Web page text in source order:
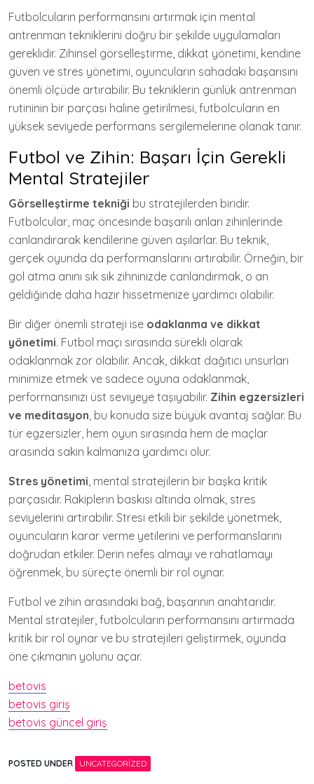
Futbolcuların performansını artırmak için mental
antrenman tekniklerini doğru bir şekilde uygulamaları
gereklidir. Zihinsel görselleştirme, dikkat yönetimi, kendine
güven ve stres yönetimi, oyuncuların sahadaki başarısını
önemli ölçüde artırabilir. Bu tekniklerin günlük antrenman
rutininin bir parçası haline getirilmesi, futbolcuların en
yüksek seviyede performans sergilemelerine olanak tanır.
Futbol ve Zihin: Başarı İçin Gerekli
Mental Stratejiler
Görselleştirme tekniği bu stratejilerden biridir.
Futbolcular, maç öncesinde başarılı anları zihinlerinde
canlandırarak kendilerine güven aşılarlar. Bu teknik,
gerçek oyunda da performanslarını artırabilir. Örneğin, bir
gol atma anını sık sık zihninizde canlandırmak, o an
geldiğinde daha hazır hissetmenize yardımcı olabilir.
Bir diğer önemli strateji ise odaklanma ve dikkat
yönetimi. Futbol maçı sırasında sürekli olarak
odaklanmak zor olabilir. Ancak, dikkat dağıtıcı unsurları
minimize etmek ve sadece oyuna odaklanmak,
performansınızı üst seviyeye taşıyabilir. Zihin egzersizleri
ve meditasyon, bu konuda size büyük avantaj sağlar. Bu
tür egzersizler, hem oyun sırasında hem de maçlar
arasında sakin kalmanıza yardımcı olur.
Stres yönetimi, mental stratejilerin bir başka kritik
parçasıdır. Rakiplerin baskısı altında olmak, stres
seviyelerini artırabilir. Stresi etkili bir şekilde yönetmek,
oyuncuların karar verme yetilerini ve performanslarını
doğrudan etkiler. Derin nefes almayı ve rahatlamayı
öğrenmek, bu süreçte önemli bir rol oynar.
Futbol ve zihin arasındaki bağ, başarının anahtarıdır.
Mental stratejiler, futbolcuların performansını artırmada
kritik bir rol oynar ve bu stratejileri geliştirmek, oyunda
öne çıkmanın yolunu açar.
betovis
betovis giriş
betovis güncel giriş
POSTED UNDER UNCATEGORIZED